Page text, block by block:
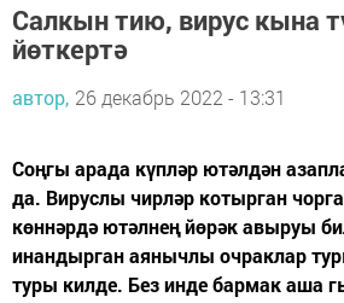
Салкын тию, вирус кына
йөткертә
автор, 26 декабрь 2022 - 13:31
Соңгы арада күпләр ютәлдән
да. Вируслы чирләр котырган
көннәрдә ютәлнең йөрәк авыруы
инандырган аянычлы очраклар
туры килде. Без инде бармак аша